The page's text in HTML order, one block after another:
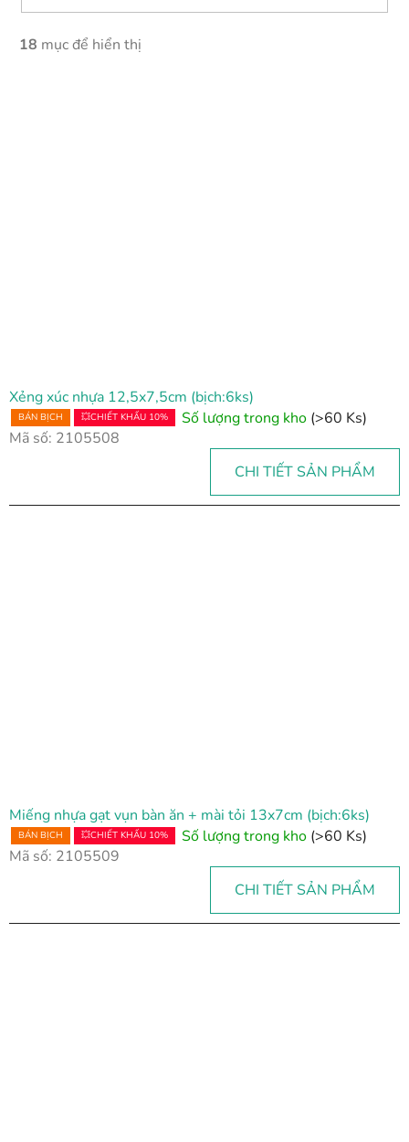
18 mục để hiển thị
h
ẩ
m
Xẻng xúc nhựa 12,5x7,5cm (bịch:6ks)
BÁN BỊCH 💥CHIẾT KHẤU 10% Số lượng trong kho (>60 Ks)
Mã số: 2105508
CHI TIẾT SẢN PHẨM
Miếng nhựa gạt vụn bàn ăn + mài tỏi 13x7cm (bịch:6ks)
BÁN BỊCH 💥CHIẾT KHẤU 10% Số lượng trong kho (>60 Ks)
Mã số: 2105509
CHI TIẾT SẢN PHẨM